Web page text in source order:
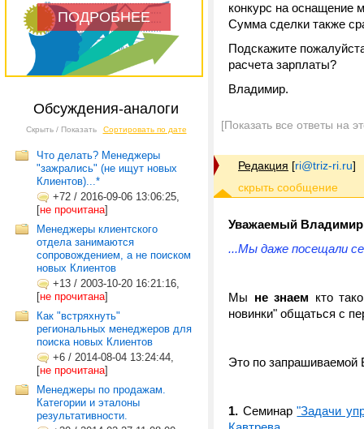
ПОДРОБНЕЕ
Обсуждения-аналоги
Скрыть / Показать Сортировать по дате
Что делать? Менеджеры
"зажрались" (не ищут новых
Клиентов)...*
+72 / 2016-09-06 13:06:25,
[не прочитана]
Менеджеры клиентского
отдела занимаются
сопровождением, а не поиском
новых Клиентов
+13 / 2003-10-20 16:21:16,
[не прочитана]
Как "встряхнуть"
региональных менеджеров для
поиска новых Клиентов
+6 / 2014-08-04 13:24:44,
[не прочитана]
Менеджеры по продажам.
Категории и эталоны
результативности.
конкурс на оснащение
Сумма сделки также
Подскажите
расчета зарплаты?
Владимир.
[Показать все ответы на
Редакция [ri@triz-ri.ru]
Уважаемый
...Мы даже посещали
Мы не знаем кто
новинки" общаться с
Это по запрашиваемой
1. Семинар"Задачи